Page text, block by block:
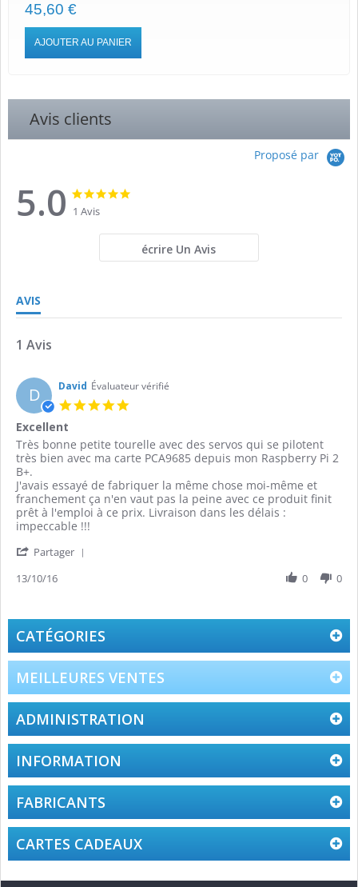
45,60 €
AJOUTER AU PANIER
Avis clients
Proposé par
5.0
5.0
star
rating
1 Avis
écrire Un Avis
AVIS
1 Avis
D David Évaluateur vérifié
Excellent
Review
by
David
on
13
Oct
2016
review
stating
Excellent
Très bonne petite tourelle avec des servos qui se pilotent
très bien avec ma carte PCA9685 depuis mon Raspberry Pi 2
B+.
J'avais essayé de fabriquer la même chose moi-même et
franchement ça n'en vaut pas la peine avec ce produit finit
prêt à l'emploi à ce prix. Livraison dans les délais :
impeccable !!!
Partager
on
13
Oct
2016
13/10/16 0 0
CATÉGORIES
MEILLEURES VENTES
ADMINISTRATION
INFORMATION
FABRICANTS
CARTES CADEAUX